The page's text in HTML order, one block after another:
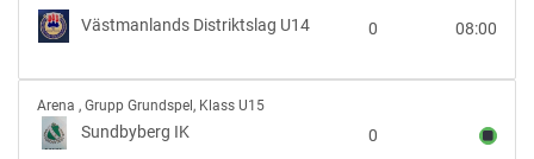
vs
Västmanlands
U14
Västmanlands Distriktslag U14 08:00
0
Sundbyberg
IK
vs
Arena , Grupp Grundspel, Klass U15
Sundbyberg IK 0